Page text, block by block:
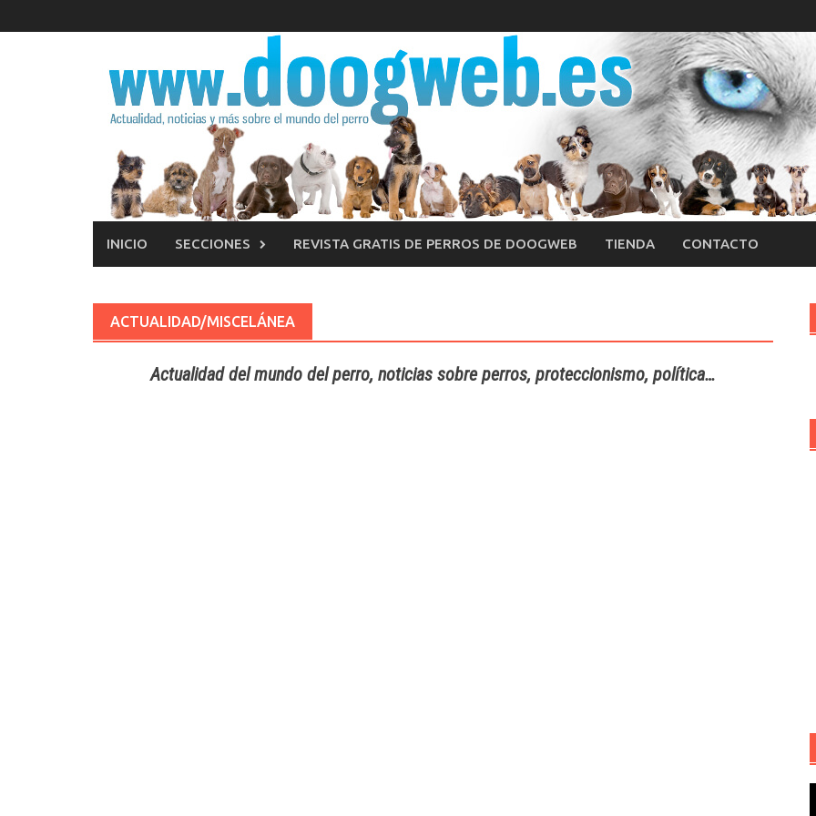
al
INICIO SECCIONES REVISTA GRATIS DE PERROS DE DOOGWEB TIENDA CONTACTO
ACTUALIDAD/MISCELÁNEA
Actualidad del mundo del perro, noticias sobre perros, proteccionismo, política…